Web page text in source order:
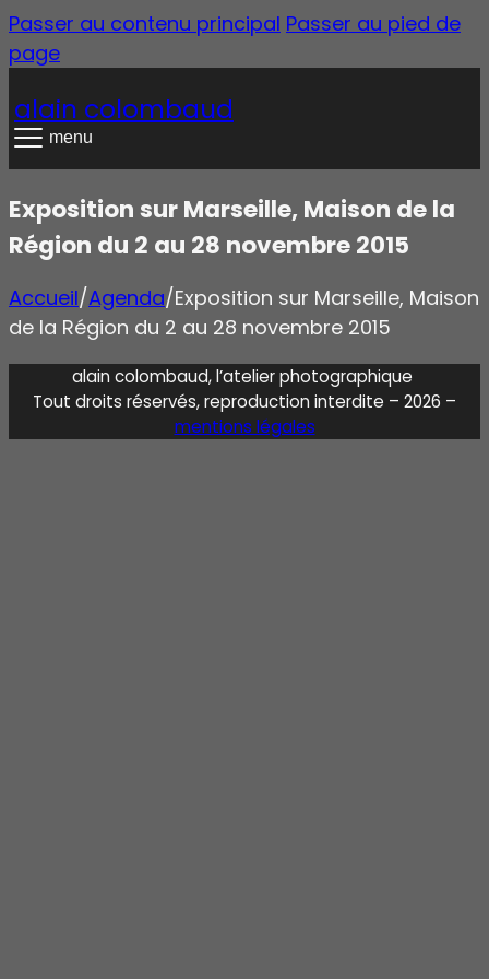
Passer au contenu principal Passer au pied de
page
alain colombaud
menu
Exposition sur Marseille, Maison de la
Région du 2 au 28 novembre 2015
Accueil/Agenda/Exposition sur Marseille, Maison
de la Région du 2 au 28 novembre 2015
alain colombaud, l’atelier photographique
Tout droits réservés, reproduction interdite – 2026 –
mentions légales